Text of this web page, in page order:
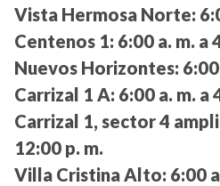
Vista Hermosa Norte:
Centenos 1: 6:00 a. m. a
Nuevos Horizontes:
Carrizal 1 A: 6:00 a. m. a
Carrizal 1, sector 4
12:00 p. m.
Villa Cristina Alto: 6:00